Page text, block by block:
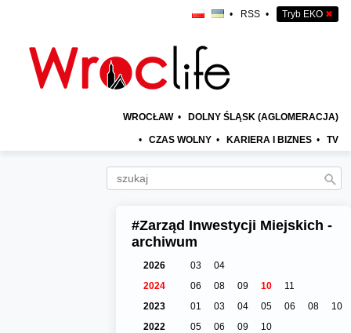
• RSS • Tryb EKO ✖
WROCŁAW • DOLNY ŚLĄSK (AGLOMERACJA)
• CZAS WOLNY • KARIERA I BIZNES • TV
#Zarząd Inwestycji Miejskich -
archiwum
2026 03
04
2024
06 08 09 10
11
2023
01 03 04 05 06 08
10
2022
05 06 09 10